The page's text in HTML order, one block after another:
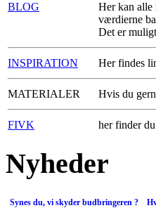
BLOG
Her kan alle
værdierne
Det er
INSPIRATION Her findes
MATERIALER Hvis du
FIVK her finder
Nyheder
Synes du, vi skyder budbringeren ?